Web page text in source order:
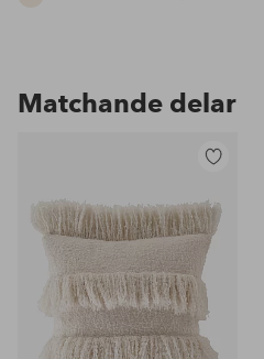
Matchande delar
i
favoriter